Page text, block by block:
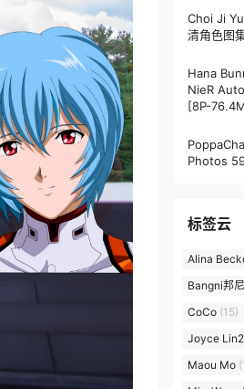
Choi Ji
清角色图
Hana
NieR
[8P-
Photos
标签云
Alina
Bangni邦尼
CoCo (15)
Joyce
Maou Mo